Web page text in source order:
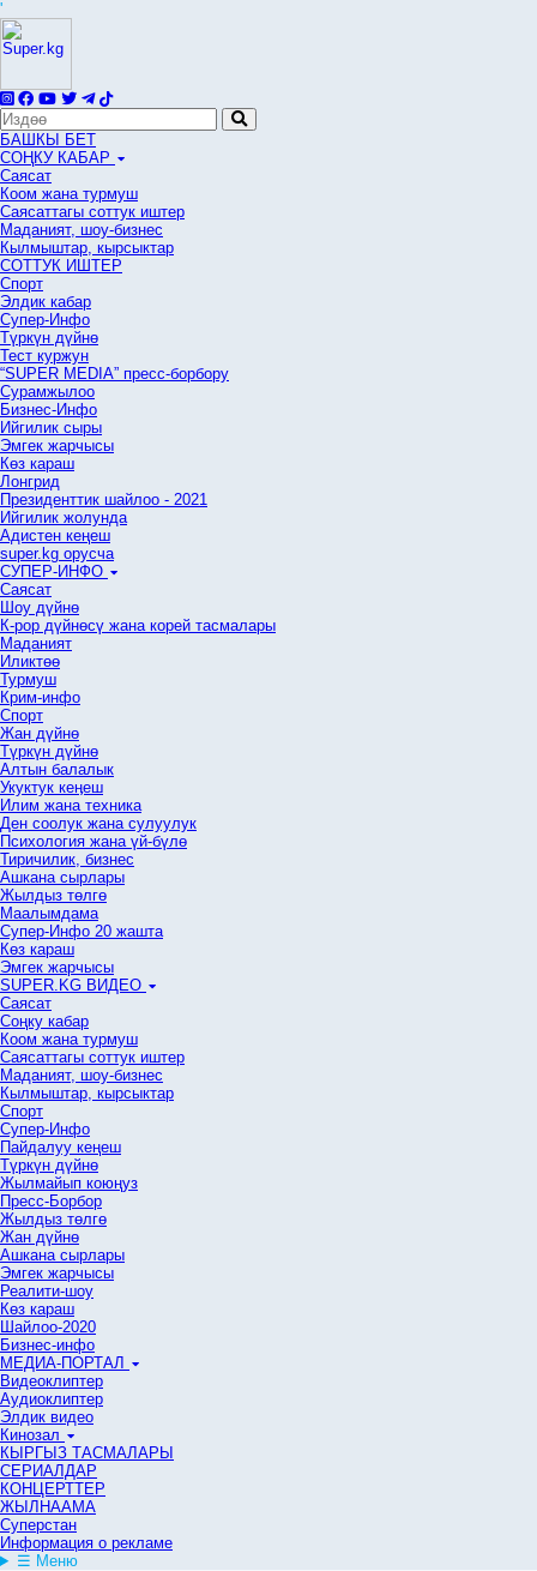
'
БАШКЫ БЕТ
СОҢКУ КАБАР
Саясат
Коом жана турмуш
Саясаттагы соттук иштер
Маданият, шоу-бизнес
Кылмыштар, кырсыктар
СОТТУК ИШТЕР
Спорт
Элдик кабар
Супер-Инфо
Түркүн дүйнө
Тест куржун
“SUPER MEDIA” пресс-борбору
Сурамжылоо
Бизнес-Инфо
Ийгилик сыры
Эмгек жарчысы
Көз караш
Лонгрид
Президенттик шайлоо - 2021
Ийгилик жолунда
Адистен кеңеш
super.kg орусча
СУПЕР-ИНФО
Саясат
Шоу дүйнө
К-рор дүйнөсү жана корей тасмалары
Маданият
Иликтөө
Турмуш
Крим-инфо
Спорт
Жан дүйнө
Түркүн дүйнө
Алтын балалык
Укуктук кеӊеш
Илим жана техника
Ден соолук жана сулуулук
Психология жана үй-бүлө
Тиричилик, бизнес
Ашкана сырлары
Жылдыз төлгө
Маалымдама
Супер-Инфо 20 жашта
Көз караш
Эмгек жарчысы
SUPER.KG ВИДЕО
Саясат
Cоңку кабар
Коом жана турмуш
Саясаттагы соттук иштер
Маданият, шоу-бизнес
Кылмыштар, кырсыктар
Спорт
Супер-Инфо
Пайдалуу кеңеш
Түркүн дүйнө
Жылмайып коюңуз
Пресс-Борбор
Жылдыз төлгө
Жан дүйнө
Ашкана сырлары
Эмгек жарчысы
Реалити-шоу
Көз караш
Шайлоо-2020
Бизнес-инфо
МЕДИА-ПОРТАЛ
Видеоклиптер
Аудиоклиптер
Элдик видео
Кинозал
КЫРГЫЗ ТАСМАЛАРЫ
СЕРИАЛДАР
КОНЦЕРТТЕР
ЖЫЛНААМА
Суперстан
Информация о рекламе
☰ Меню